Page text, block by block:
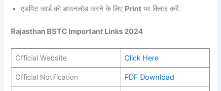
एडमिट कार्ड को डाउनलोड करने के लिए Print पर क्लिक करें.
Rajasthan BSTC Important Links 2024
Official Website Click Here
Official Notification PDF Download